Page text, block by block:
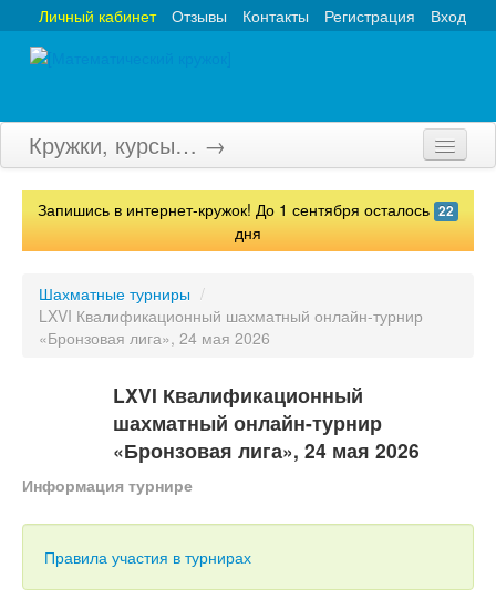
Вход
Регистрация
Контакты
Отзывы
Личный кабинет
Кружки, курсы… →
Главная
Олимпиады
Конкурсы
Вебинары
Тесты
Игры
Запишись в интернет-кружок! До 1 сентября осталось 22
дня
Шахматные турниры /
LXVI Квалификационный шахматный онлайн-турнир
«Бронзовая лига», 24 мая 2026
LXVI Квалификационный
шахматный онлайн-турнир
«Бронзовая лига», 24 мая 2026
Информация турнире
Правила участия в турнирах